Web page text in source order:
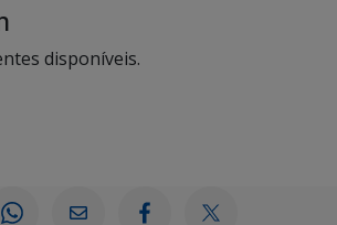
disponíveis.